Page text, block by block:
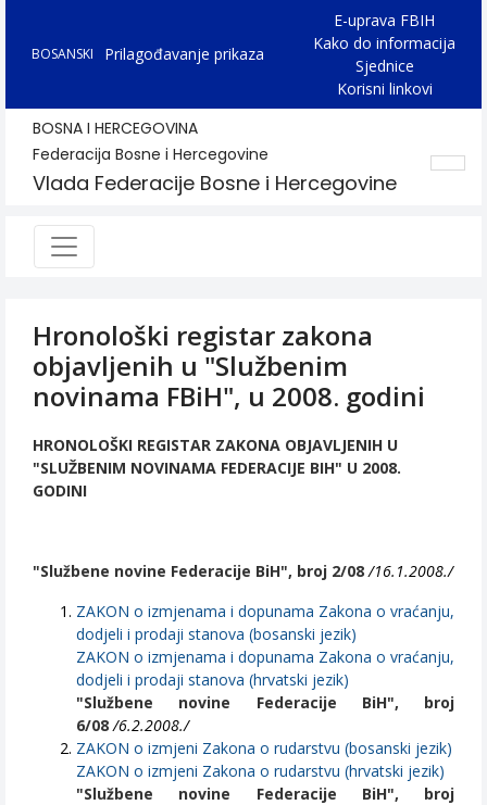
BOSANSKI Prilagođavanje prikaza
E-uprava FBIH
Kako do informacija
Sjednice
Korisni linkovi
BOSNA I HERCEGOVINA
Federacija Bosne i Hercegovine
Vlada Federacije Bosne i Hercegovine
Hronološki registar zakona
objavljenih u "Službenim
novinama FBiH", u 2008. godini
HRONOLOŠKI REGISTAR ZAKONA OBJAVLJENIH U
"SLUŽBENIM NOVINAMA FEDERACIJE BIH" U 2008.
GODINI
"Službene novine Federacije BiH", broj 2/08/16.1.2008./
ZAKON o izmjenama i dopunama Zakona o vraćanju,
dodjeli i prodaji stanova (bosanski jezik)
ZAKON o izmjenama i dopunama Zakona o vraćanju,
dodjeli i prodaji stanova (hrvatski jezik)
"Službene novine Federacije BiH", broj
6/08 /6.2.2008./
ZAKON o izmjeni Zakona o rudarstvu (bosanski jezik)
ZAKON o izmjeni Zakona o rudarstvu (hrvatski jezik)
"Službene novine Federacije BiH", broj